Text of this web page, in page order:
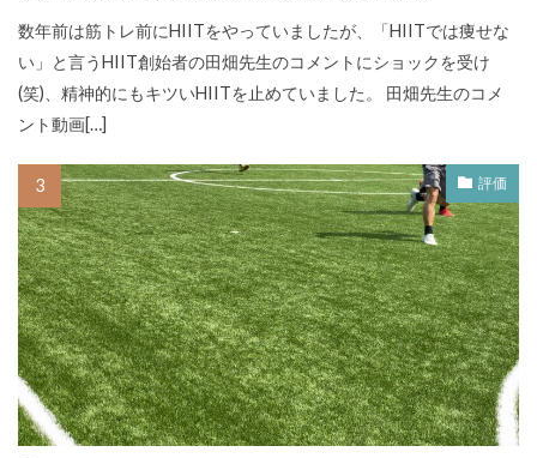
数年前は筋トレ前にHIITをやっていましたが、「HIITでは痩せな
い」と言うHIIT創始者の田畑先生のコメントにショックを受け
(笑)、精神的にもキツいHIITを止めていました。 田畑先生のコメ
ント動画[…]
評価